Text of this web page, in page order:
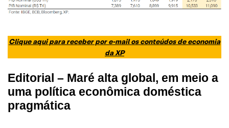
Clique aqui para receber por e-mail os conteúdos de economia
da XP
Editorial – Maré alta global, em meio a
uma política econômica doméstica
pragmática